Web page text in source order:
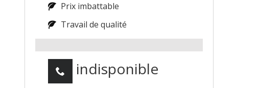
Prix imbattable
Travail de qualité
indisponible